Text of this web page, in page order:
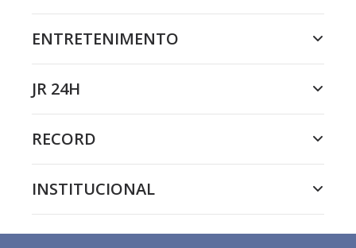
ENTRETENIMENTO
JR 24H
RECORD
INSTITUCIONAL